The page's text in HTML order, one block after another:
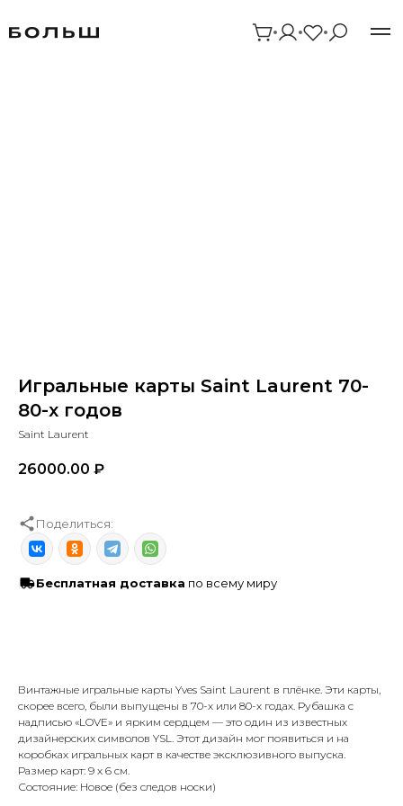
Игральные карты Saint Laurent 70-
80-х годов
Saint Laurent
26000.00 ₽
Поделиться:
Бесплатная доставка по всему миру
Винтажные игральные карты Yves Saint Laurent в плёнке. Эти карты,
скорее всего, были выпущены в 70-х или 80-х годах. Рубашка с
надписью «LOVE» и ярким сердцем — это один из известных
дизайнерских символов YSL. Этот дизайн мог появиться и на
коробках игральных карт в качестве эксклюзивного выпуска.
Размер карт: 9 х 6 см.
Состояние: Новое (без следов носки)